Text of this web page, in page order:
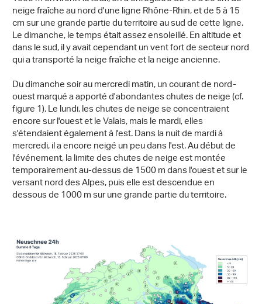
neige fraîche au nord d'une ligne Rhône-Rhin, et de 5 à 15
cm sur une grande partie du territoire au sud de cette ligne.
Le dimanche, le temps était assez ensoleillé. En altitude et
dans le sud, il y avait cependant un vent fort de secteur nord
qui a transporté la neige fraîche et la neige ancienne.
Du dimanche soir au mercredi matin, un courant de nord-
ouest marqué a apporté d'abondantes chutes de neige (cf.
figure 1). Le lundi, les chutes de neige se concentraient
encore sur l'ouest et le Valais, mais le mardi, elles
s'étendaient également à l'est. Dans la nuit de mardi à
mercredi, il a encore neigé un peu dans l'est. Au début de
l'événement, la limite des chutes de neige est montée
temporairement au-dessus de 1500 m dans l'ouest et sur le
versant nord des Alpes, puis elle est descendue en
dessous de 1000 m sur une grande partie du territoire.